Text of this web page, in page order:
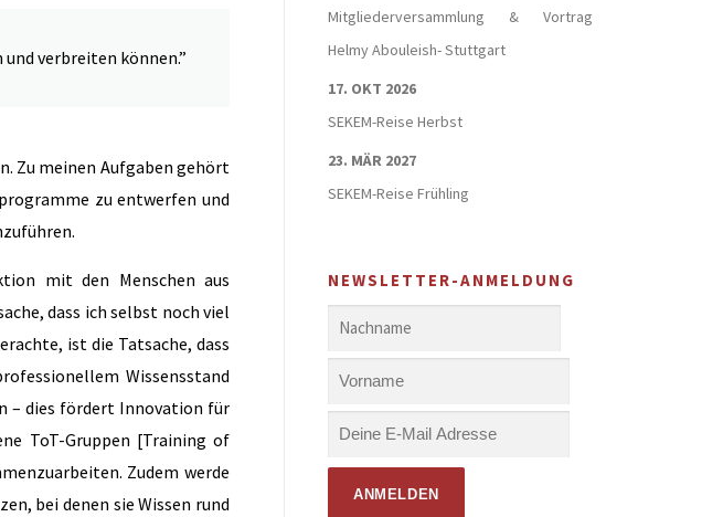
verbreiten können.”
Zu meinen Aufgaben gehört
zu entwerfen und
mit den Menschen aus
dass ich selbst noch viel
ist die Tatsache, dass
Wissensstand
– dies fördert Innovation für
ToT-Gruppen [Training of
Zudem werde
bei denen sie Wissen rund
Mitgliederversammlung & Vortrag
Helmy Abouleish- Stuttgart
17. OKT 2026
SEKEM-Reise Herbst
23. MÄR 2027
SEKEM-Reise Frühling
NEWSLETTER-ANMELDUNG